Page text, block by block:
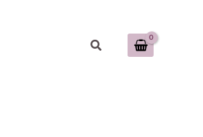
Keresés